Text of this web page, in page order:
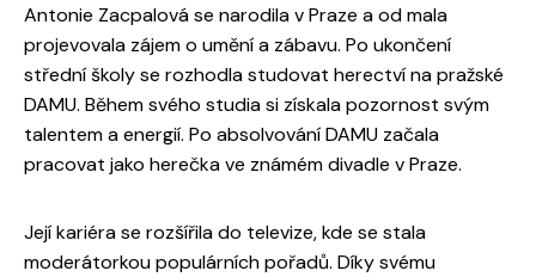
Antonie Zacpalová se narodila v Praze a od mala
projevovala zájem o umění a zábavu. Po ukončení
střední školy se rozhodla studovat herectví na pražské
DAMU. Během svého studia si získala pozornost svým
talentem a energií. Po absolvování DAMU začala
pracovat jako herečka ve známém divadle v Praze.
Její kariéra se rozšířila do televize, kde se stala
moderátorkou populárních pořadů. Díky svému